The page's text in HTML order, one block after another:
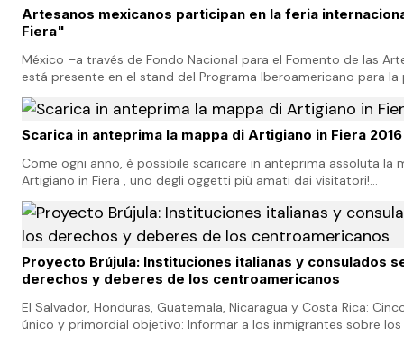
Artesanos mexicanos participan en la feria
Fiera"
México –a través de Fondo Nacional para el Fomento de las
está presente en el stand del Programa Iberoamericano para
Scarica in anteprima la mappa di Artigiano in Fiera 2016
Come ogni anno, è possibile scaricare in anteprima assoluta la
Artigiano in Fiera , uno degli oggetti più amati dai visitatori!
https://www.youtube.com/watch?v=YjCJG6SqZpE La versione…
Proyecto Brújula: Instituciones italianas y consulados
derechos y deberes de los centroamericanos
El Salvador, Honduras, Guatemala, Nicaragua y Costa Rica:
único y primordial objetivo: Informar a los inmigrantes sobre
deberes en las políticas de sal…